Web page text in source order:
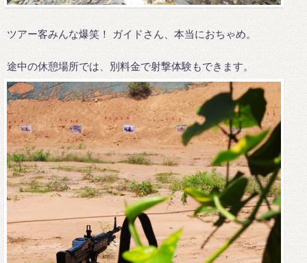
ツアー客みんな爆笑！ ガイドさん、本当におちゃめ。
途中の休憩場所では、別料金で射撃体験もできます。